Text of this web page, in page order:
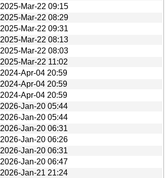
2025-Mar-22 09:15
2025-Mar-22 08:29
2025-Mar-22 09:31
2025-Mar-22 08:13
2025-Mar-22 08:03
2025-Mar-22 11:02
2024-Apr-04 20:59
2024-Apr-04 20:59
2024-Apr-04 20:59
2026-Jan-20 05:44
2026-Jan-20 05:44
2026-Jan-20 06:31
2026-Jan-20 06:26
2026-Jan-20 06:31
2026-Jan-20 06:47
2026-Jan-21 21:24